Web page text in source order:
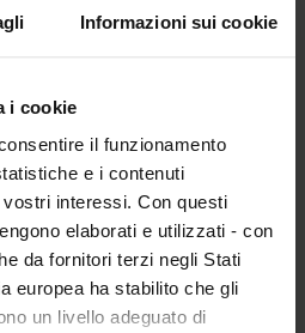
Informazioni sui cookie
i cookie
il funzionamento
e i contenuti
interessi. Con questi
elaborati e utilizzati - con
da fornitori terzi negli Stati
europea ha stabilito che gli
un livello adeguato di